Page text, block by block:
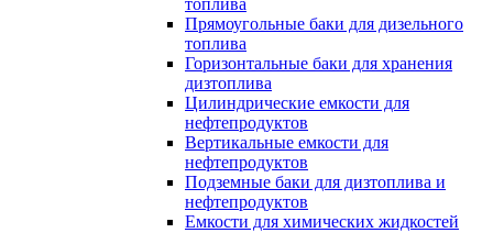
топлива
Прямоугольные баки для дизельного
топлива
Горизонтальные баки для хранения
дизтоплива
Цилиндрические емкости для
нефтепродуктов
Вертикальные емкости для
нефтепродуктов
Подземные баки для дизтоплива и
нефтепродуктов
Емкости для химических жидкостей